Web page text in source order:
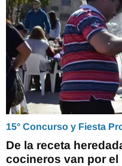
15° Concurso y Fiesta
De la receta
cocineros van por el